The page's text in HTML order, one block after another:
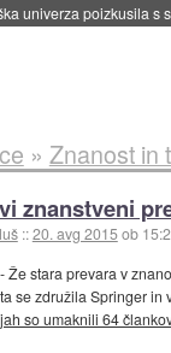
vesoljska agencija
» Znanost in
znanstveni
::20. avg 2015ob
Že stara prevara v
se združila Springer
so umaknili 64 člankov